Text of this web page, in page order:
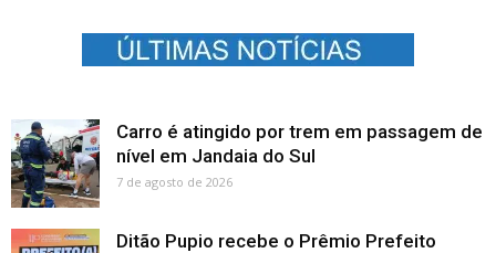
Carro é atingido por trem em passagem de
nível em Jandaia do Sul
7 de agosto de 2026
Ditão Pupio recebe o Prêmio Prefeito